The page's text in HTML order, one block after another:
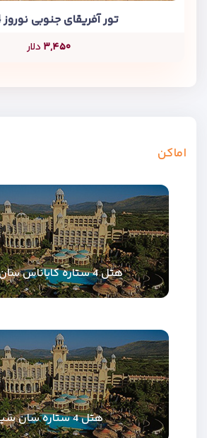
تور آفریقای جنوبی نوروز 1404
۳,۴۵۰ دلار
اماکن
هتل 4 ستاره کاباناس سان سیتی
هتل 4 ستاره سان سیتی